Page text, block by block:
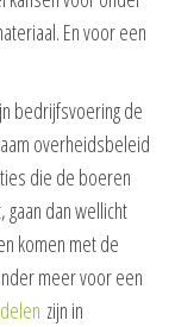
En voor een
bedrijfsvoering de
overheidsbeleid
die de boeren
dan wellicht
komen met de
meer voor een
zijn in